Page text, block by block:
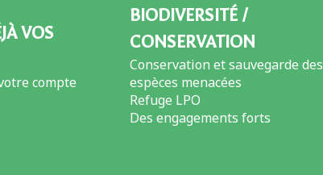
VOS
compte
BIODIVERSITÉ /
CONSERVATION
Conservation et sauvegarde des
espèces menacées
Refuge LPO
Des engagements forts